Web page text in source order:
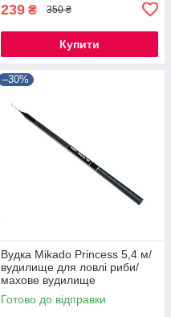
239 ₴ 350 ₴
Купити
–30%
Вудка Mikado Princess 5,4 м/
вудилище для ловлі риби/
махове вудилище
Готово до відправки